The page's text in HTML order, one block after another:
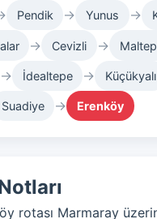
Pendik → Yunus →
→ Cevizli →
→ İdealtepe → Küçükyalı
Suadiye → Erenköy
rotası Marmaray